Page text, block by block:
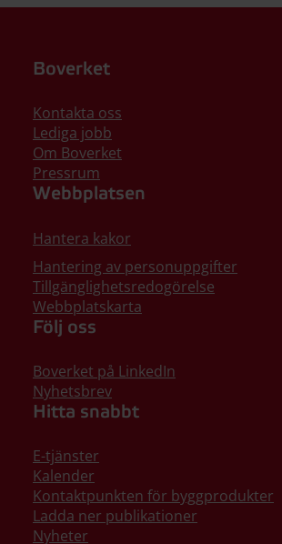
Boverket
Kontakta oss
Lediga jobb
Om Boverket
Pressrum
Webbplatsen
Hantera kakor
Hantering av personuppgifter
Tillgänglighetsredogörelse
Webbplatskarta
Följ oss
Boverket på LinkedIn
Nyhetsbrev
Hitta snabbt
E-tjänster
Kalender
Kontaktpunkten för byggprodukter
Ladda ner publikationer
Nyheter